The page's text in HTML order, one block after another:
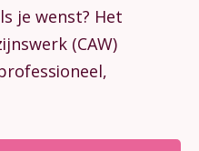
je wenst? Het
(CAW)